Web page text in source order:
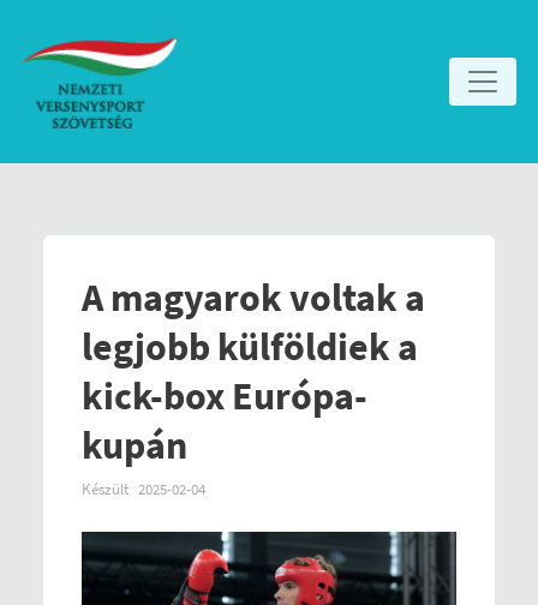
A magyarok voltak a
legjobb külföldiek a
kick-box Európa-
kupán
Készült 2025-02-04